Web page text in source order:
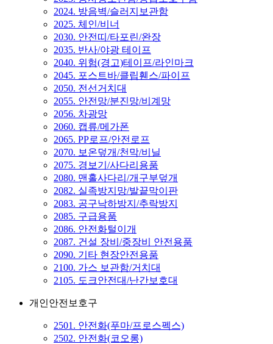
2024. 방음벽/슬러지보관함
2025. 체인/비너
2030. 안전띠/타포린/완장
2035. 반사/야광 테이프
2040. 위험(경고)테이프/라인마크
2045. 포스트바/클립휀스/파이프
2050. 전선거치대
2055. 안전망/분진망/비계망
2056. 차광망
2060. 캡류/메가폰
2065. PP로프/안전로프
2070. 보온덮개/천막/비닐
2075. 경보기/사다리용품
2080. 맨홀사다리/개구부덮개
2082. 실족방지망/발끝막이판
2083. 공구낙하방지/추락방지
2085. 구급용품
2086. 안전화털이개
2087. 건설 장비/중장비 안전용품
2090. 기타 현장안전용품
2100. 가스 보관함/거치대
2105. 도크안전대/난간보호대
개인안전보호구
2501. 안전화(푸마/프로스펙스)
2502. 안전화(코오롱)